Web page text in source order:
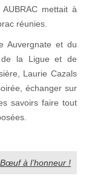
mettait à
réunies.
Auvergnate et du
de la Ligue et de
Laurie Cazals
échanger sur
savoirs faire tout
à l’honneur !